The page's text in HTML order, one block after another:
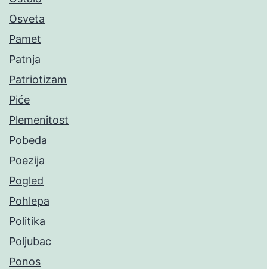
Osveta
Pamet
Patnja
Patriotizam
Piće
Plemenitost
Pobeda
Poezija
Pogled
Pohlepa
Politika
Poljubac
Ponos